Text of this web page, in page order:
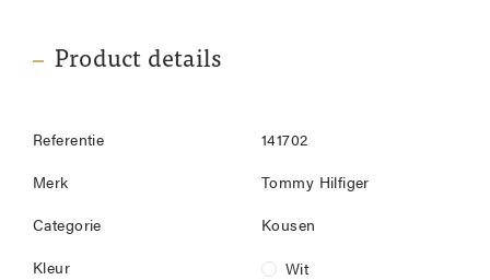
Product details
Referentie 141702
Merk Tommy Hilfiger
Categorie Kousen
Kleur Wit